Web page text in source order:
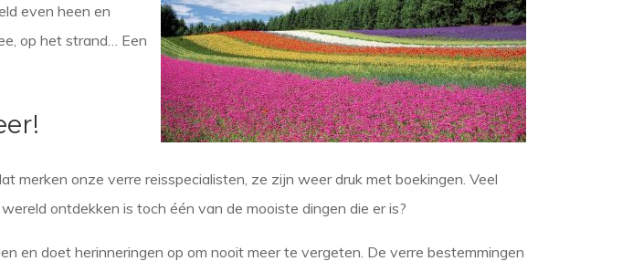
even heen en
op het strand… Een
merken onze verre reisspecialisten, ze zijn weer druk met boekingen. Veel
ontdekken is toch één van de mooiste dingen die er is?
en doet herinneringen op om nooit meer te vergeten. De verre bestemmingen